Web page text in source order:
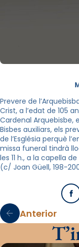
Prevere de
Crist, a l’edat de 105
Cardenal Arquebisbe,
Bisbes auxiliars, els
de l’Església perquè
missa funeral tindrà
les 11 h., a la capella
(c/ Joan Güell, 198-
Anterior